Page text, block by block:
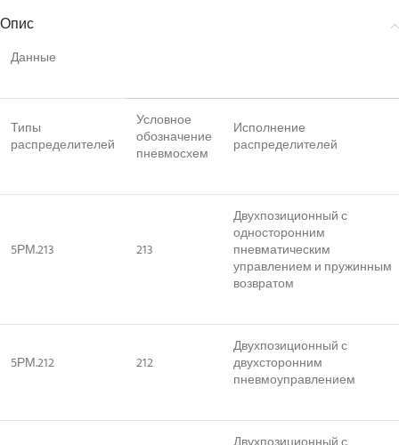
Опис
Данные
Типы
распределителей
Условное
обозначение
пневмосхем
Исполнение
распределителей
5РМ.213 213
Двухпозиционный с
односторонним
пневматическим
управлением и пружинным
возвратом
5РМ.212 212
Двухпозиционный с
двухсторонним
пневмоуправлением